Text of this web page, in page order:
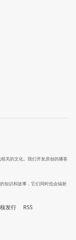
关的文化。我们开发原创的播客
知识和故事，它们同时也会辐射
发行 RSS